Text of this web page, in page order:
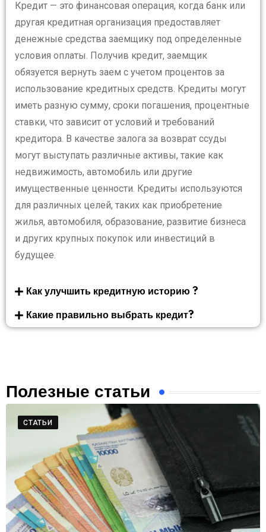
Кредит — это финансовая операция, когда банк или
другая кредитная организация предоставляет
денежные средства заемщику под определенные
условия оплаты. Получив кредит, заемщик
обязуется вернуть заем с учетом процентов за
использование кредитных средств. Кредиты могут
иметь разную сумму, сроки погашения, процентные
ставки, что зависит от условий и требований
кредитора. В качестве залога за возврат ссуды
могут выступать различные активы, такие как
недвижимость, автомобиль или другие
имущественные ценности. Кредиты используются
для различных целей, таких как приобретение
жилья, автомобиля, образование, развитие бизнеса
и других крупных покупок или инвестиций в
будущее.
Как улучшить кредитную историю ?
Какие правильно выбрать кредит?
Полезные статьи
СТАТЬИ